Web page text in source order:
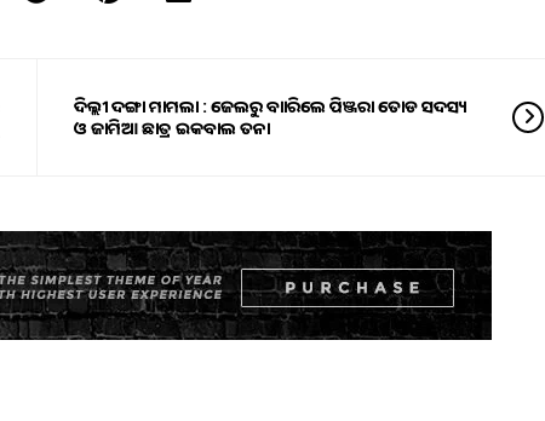
ଦିଲ୍ଲୀ ଦଙ୍ଗା ମାମଲା : ଜେଲରୁ ବାହାରିଲେ ପିଞ୍ଜରା ତୋଡ ସଦସ୍ୟ
ଓ ଜାମିଆ ଛାତ୍ର ଇକବାଲ ତନହା